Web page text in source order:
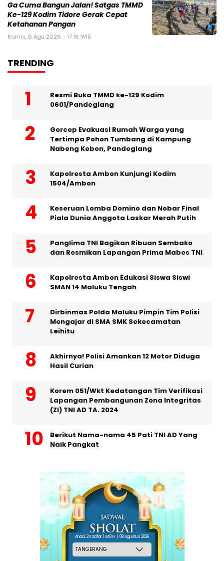
Ga Cuma Bangun Jalan! Satgas TMMD
Ke-129 Kodim Tidore Gerak Cepat
Ketahanan Pangan
Kamis, 6 Agu 2026 - 17:16 WIB
TRENDING
Resmi Buka TMMD ke-129 Kodim
0601/Pandeglang
Gercep Evakuasi Rumah Warga yang
Tertimpa Pohon Tumbang di Kampung
Nabeng Kebon, Pandeglang
Kapolresta Ambon Kunjungi Kodim
1504/Ambon
Keseruan Lomba Domino dan Nobar Final
Piala Dunia Anggota Laskar Merah Putih
Panglima TNI Bagikan Ribuan Sembako
dan Resmikan Lapangan Prima Mabes TNI
Kapolresta Ambon Edukasi Siswa Siswi
SMAN 14 Maluku Tengah
Dirbinmas Polda Maluku Pimpin Tim Polisi
Mengajar di SMA SMK Sekecamatan
Leihitu
Akhirnya! Polisi Amankan 12 Motor Diduga
Hasil Curian
Korem 051/Wkt Kedatangan Tim Verifikasi
Lapangan Pembangunan Zona Integritas
(ZI) TNI AD TA. 2024
Berikut Nama-nama 45 Pati TNI AD Yang
Naik Pangkat
Ahad, 24 Safar 1448 H / 09 Agustus 2026